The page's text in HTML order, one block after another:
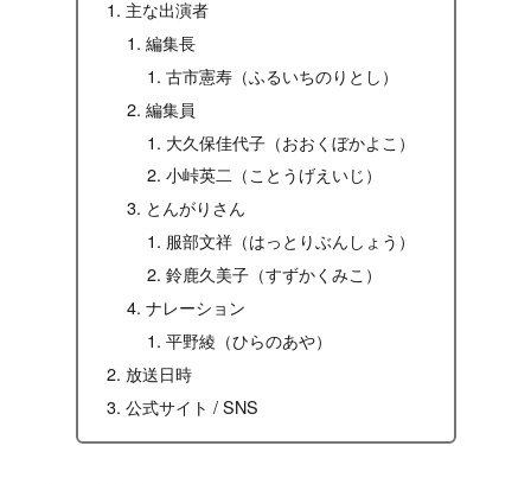
主な出演者
編集長
古市憲寿（ふるいちのりとし）
編集員
大久保佳代子（おおくぼかよこ）
小峠英二（ことうげえいじ）
とんがりさん
服部文祥（はっとりぶんしょう）
鈴鹿久美子（すずかくみこ）
ナレーション
平野綾（ひらのあや）
放送日時
公式サイト / SNS